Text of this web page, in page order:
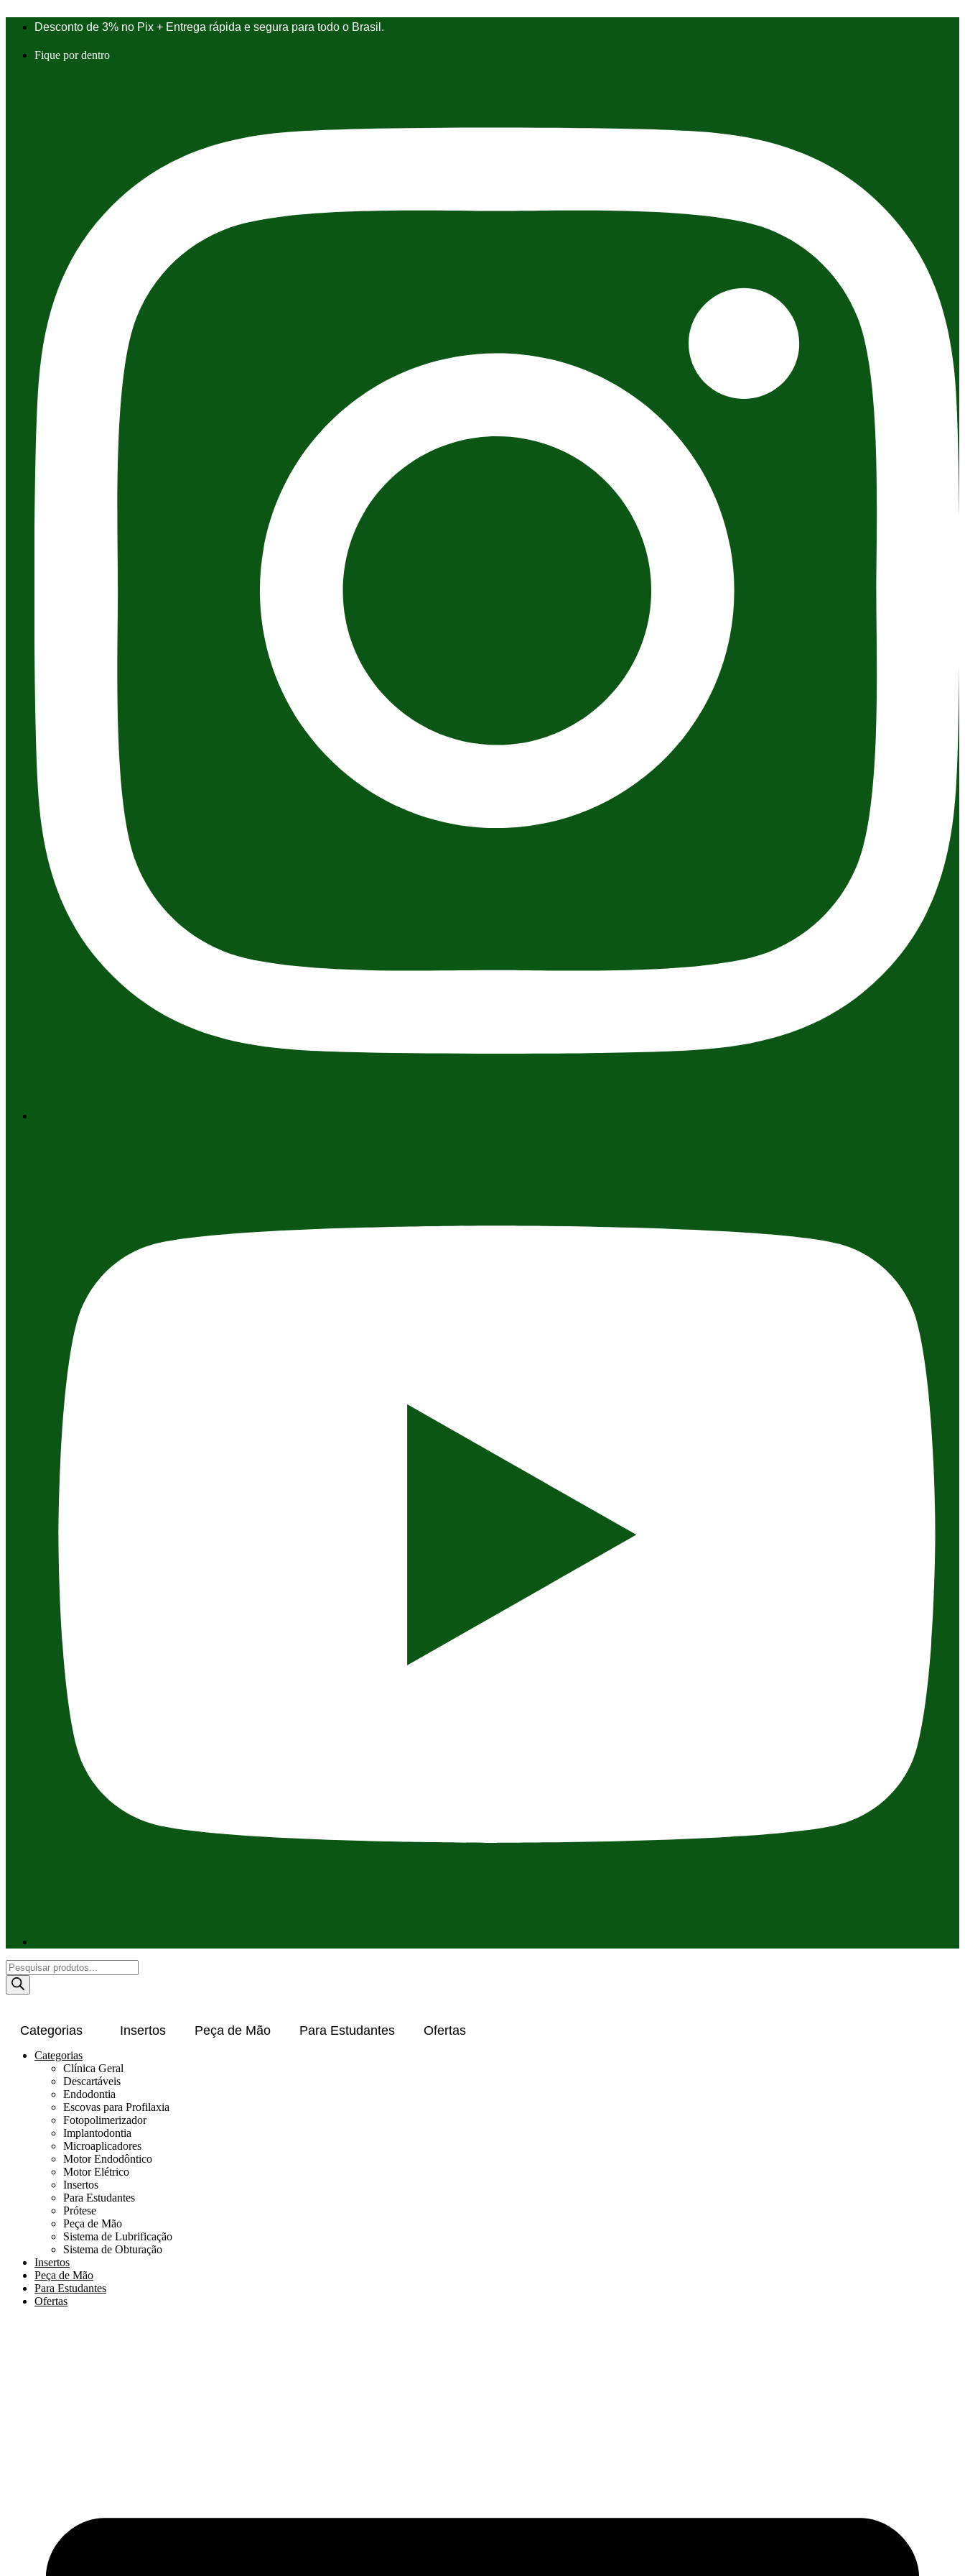
para
conteúdo
Desconto de 3% no Pix + Entrega rápida e segura para todo o Brasil.
Fique por dentro
Pesquisar
produtos
Categorias Insertos Peça de Mão Para Estudantes Ofertas
Categorias
Clínica Geral
Descartáveis
Endodontia
Escovas para Profilaxia
Fotopolimerizador
Implantodontia
Microaplicadores
Motor Endodôntico
Motor Elétrico
Insertos
Para Estudantes
Prótese
Peça de Mão
Sistema de Lubrificação
Sistema de Obturação
Insertos
Peça de Mão
Para Estudantes
Ofertas